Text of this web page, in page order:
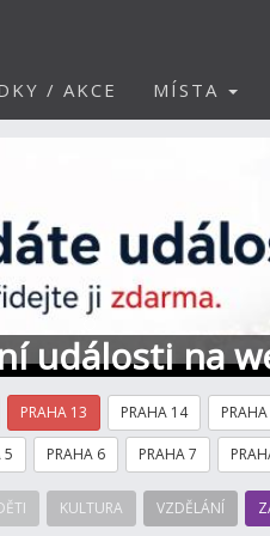
/ AKCE MÍSTA
události na
PRAHA 13 PRAHA 14
5 PRAHA 6 PRAHA 7
KULTURA VZDĚLÁNÍ